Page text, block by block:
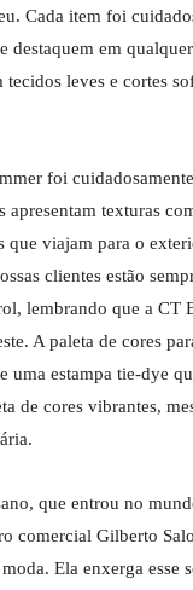
Cada item foi
em
leves e cortes
foi
texturas
viajam para o
clientes estão
lembrando que a CT
A paleta de cores
uma estampa tie-dye
de cores vibrantes,
que entrou no
comercial Gilberto
Ela enxerga esse